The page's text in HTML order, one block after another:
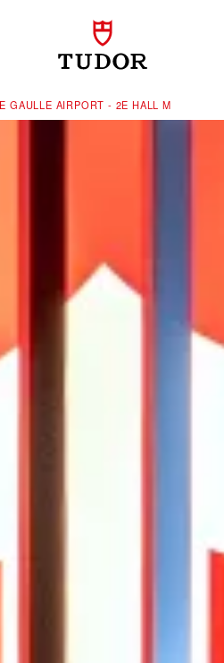
GAULLE AIRPORT - 2E HALL M‬